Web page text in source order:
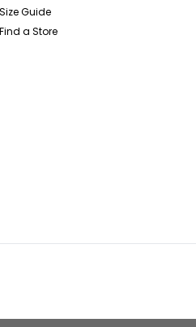
Size Guide
Find a Store